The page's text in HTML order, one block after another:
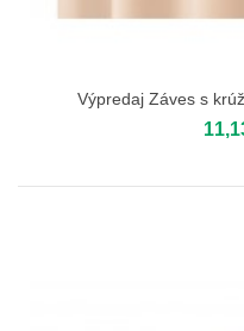
Výpredaj Záves s